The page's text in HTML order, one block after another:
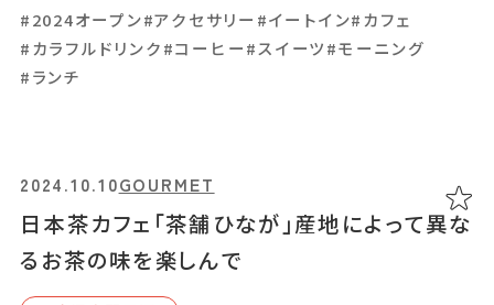
#2024オープン#アクセサリー #イートイン#カフェ
#カラフルドリンク#コーヒー#スイーツ#モーニング
#ランチ
日本茶カフェ「茶舗ひなが」産地によって異な
るお茶の味を楽しんで
2024.10.10GOURMET
#霧島市
人気のパン屋「BOULANGERIE NOEL」。幅
2024.06.14GOURMET